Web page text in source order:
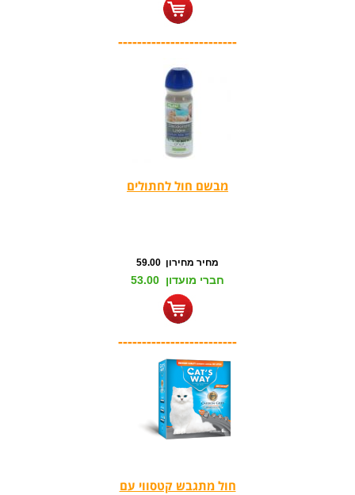
-------------------------
מבשם חול לחתולים
מחיר מחירון 59.00
חברי מועדון 53.00
-------------------------
חול מתגבש קטסווי עם